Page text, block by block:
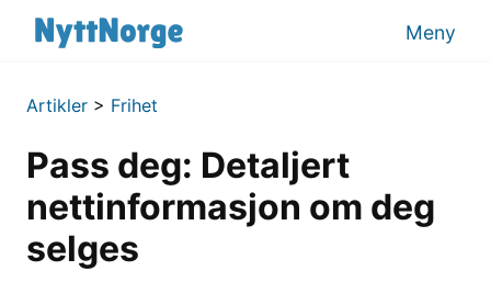
Meny
Artikler > Frihet
Pass deg: Detaljert
nettinformasjon om deg
selges